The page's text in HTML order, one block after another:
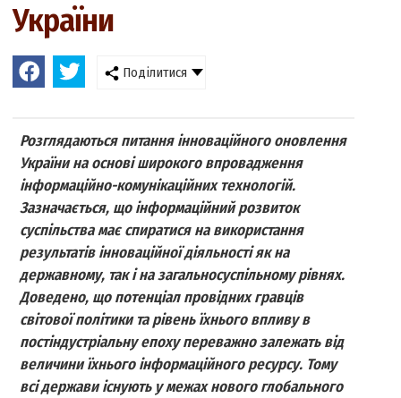
України
Поділитися
Розглядаються питання інноваційного оновлення
України на основі широкого впровадження
інформаційно-комунікаційних технологій.
Зазначається, що інформаційний розвиток
суспільства має спиратися на використання
результатів інноваційної діяльності як на
державному, так і на загальносуспільному рівнях.
Доведено, що потенціал провідних гравців
світової політики та рівень їхнього впливу в
постіндустріальну епоху переважно залежать від
величини їхнього інформаційного ресурсу. Тому
всі держави існують у межах нового глобального